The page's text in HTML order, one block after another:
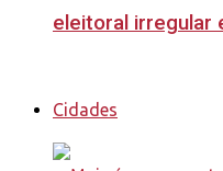
eleitoral irregular
Cidades